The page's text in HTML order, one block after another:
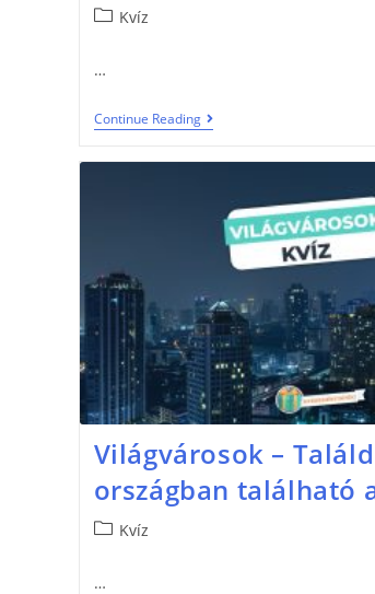
Kvíz
…
Continue Reading
Világvárosok –
országban található
Kvíz
…